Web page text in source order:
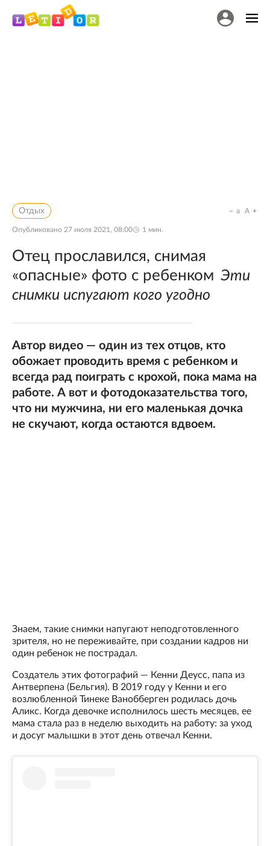
Отдых
Опубликовано 27 июля 2021, 08:00 1 мин.
a A
Отец прославился, снимая
«опасные» фото с ребенком Эти
снимки испугают кого угодно
Автор видео — один из тех отцов, кто
обожает проводить время с ребенком и
всегда рад поиграть с крохой, пока мама на
работе. А вот и фотодоказательства того,
что ни мужчина, ни его маленькая дочка
не скучают, когда остаются вдвоем.
Знаем, такие снимки напугают неподготовленного
зрителя, но не переживайте, при создании кадров ни
один ребенок не пострадал.
Создатель этих фотографий — Кенни Деусс, папа из
Антверпена (Бельгия). В 2019 году у Кенни и его
возлюбленной Тинеке Ванобберген родилась дочь
Аликс. Когда девочке исполнилось шесть месяцев, ее
мама стала раз в неделю выходить на работу: за уход
и досуг малышки в этот день отвечал Кенни.